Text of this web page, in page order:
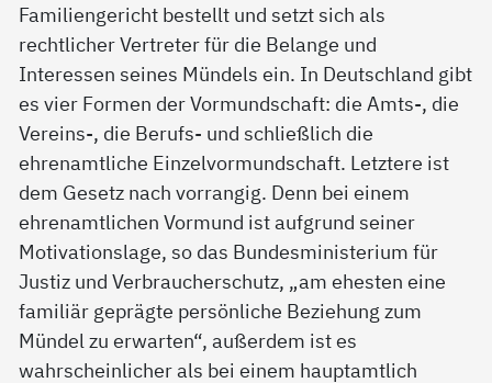
Familiengericht bestellt und setzt sich als
rechtlicher Vertreter für die Belange und
Interessen seines Mündels ein. In Deutschland gibt
es vier Formen der Vormundschaft: die Amts-, die
Vereins-, die Berufs- und schließlich die
ehrenamtliche Einzelvormundschaft. Letztere ist
dem Gesetz nach vorrangig. Denn bei einem
ehrenamtlichen Vormund ist aufgrund seiner
Motivationslage, so das Bundesministerium für
Justiz und Verbraucherschutz, „am ehesten eine
familiär geprägte persönliche Beziehung zum
Mündel zu erwarten“, außerdem ist es
wahrscheinlicher als bei einem hauptamtlich